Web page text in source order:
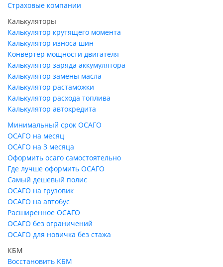
Страховые компании
Калькуляторы
Калькулятор крутящего момента
Калькулятор износа шин
Конвертер мощности двигателя
Калькулятор заряда аккумулятора
Калькулятор замены масла
Калькулятор растаможки
Калькулятор расхода топлива
Калькулятор автокредита
Минимальный срок ОСАГО
ОСАГО на месяц
ОСАГО на 3 месяца
Оформить осаго самостоятельно
Где лучше оформить ОСАГО
Самый дешевый полис
ОСАГО на грузовик
ОСАГО на автобус
Расширенное ОСАГО
ОСАГО без ограничений
ОСАГО для новичка без стажа
КБМ
Восстановить КБМ